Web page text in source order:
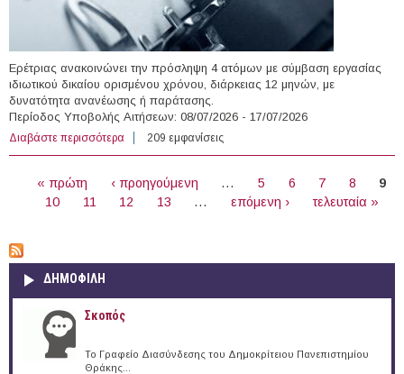
Ερέτριας ανακοινώνει την πρόσληψη 4 ατόμων με σύμβαση εργασίας
ιδιωτικού δικαίου ορισμένου χρόνου, διάρκειας 12 μηνών, με
δυνατότητα ανανέωσης ή παράτασης.
Περίοδος Υποβολής Αιτήσεων: 08/07/2026 - 17/07/2026
Διαβάστε περισσότερα για 4 άτομα με Σύμβαση Ορισμένου Χρόνου στο Δήμο
Ερέτριας
209 εμφανίσεις
« πρώτη ‹ προηγούμενη … 5 6 7 8
9
10
11 12 13 … επόμενη › τελευταία »
ΔΗΜΟΦΙΛΗ
Σκοπός
Το Γραφείο Διασύνδεσης του Δημοκρίτειου Πανεπιστημίου
Θράκης...